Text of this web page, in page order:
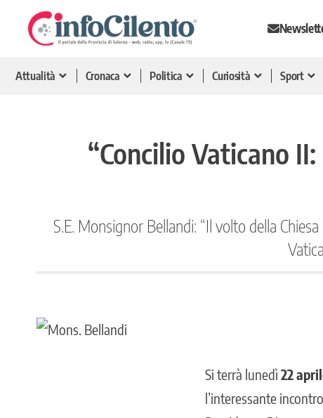
Attualità Cronaca Politica Curiosità Sport
“Concilio Vaticano
S.E. Monsignor Bellandi: “Il volto della
Si terrà lunedì 22
l’interessante